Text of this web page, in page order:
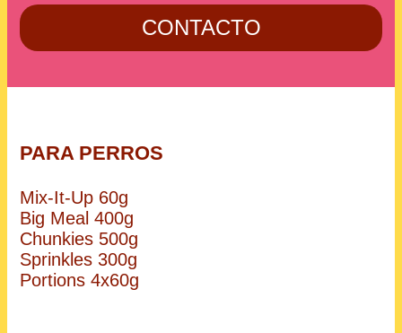
CONTACTO
PARA PERROS
Mix-It-Up 60g
Big Meal 400g
Chunkies 500g
Sprinkles 300g
Portions 4x60g